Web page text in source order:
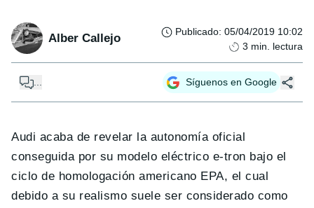
Alber Callejo Publicado: 05/04/2019 10:02
3 min. lectura
... Síguenos en Google
Audi acaba de revelar la autonomía oficial
conseguida por su modelo eléctrico e-tron bajo el
ciclo de homologación americano EPA, el cual
debido a su realismo suele ser considerado como